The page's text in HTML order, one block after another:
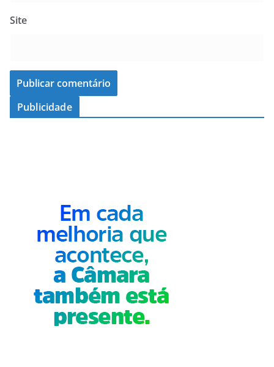
Site
Publicidade